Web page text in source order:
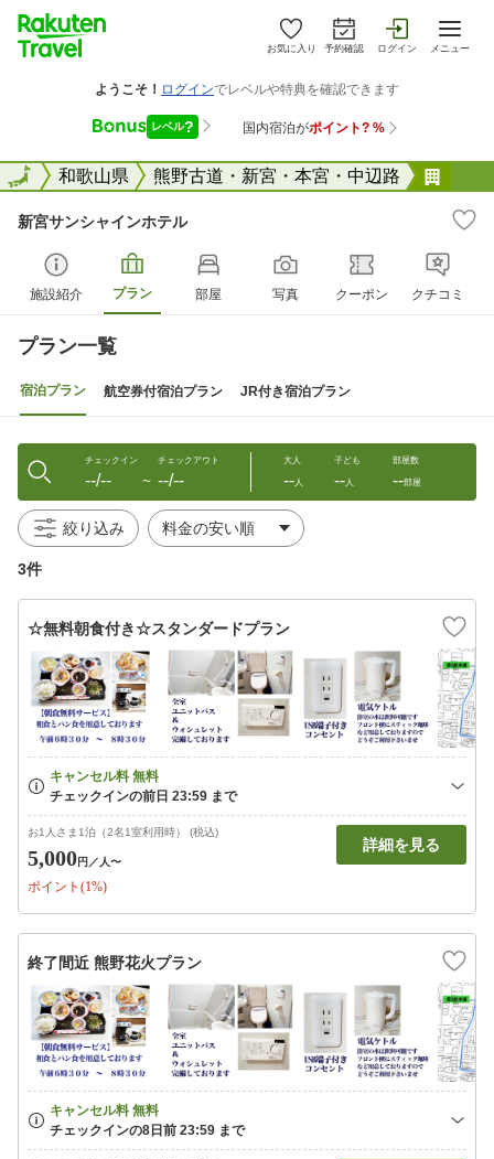
お気に入り 予約確認 ログイン メニュー
全国和歌山県 熊野古道・新宮・本宮・中辺路
全国
新宮サンシャインホテル
施設紹介 プラン 部屋 写真 クーポン クチコミ
プラン一覧
宿泊プラン 航空券付宿泊プラン JR付き宿泊プラン
チェックイン
--/-- 〜
チェックアウト
--/--
大人
--人
子ども
--人
部屋数
--部屋
絞り込み
3件
☆無料朝食付き☆スタンダードプラン
お1人さま1泊（2名1室利用時） (税込)
5,000円 ／人〜
ポイント(1%)
詳細を見る
終了間近 熊野花火プラン